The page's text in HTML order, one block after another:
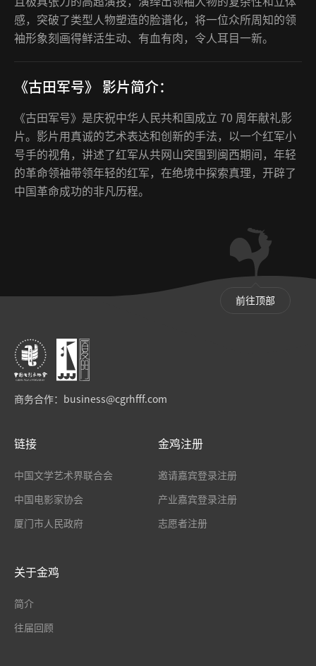
感，突破了类型人物塑造的脸谱化，将一位众所周知的领
袖形象刻画得鲜活生动、有血有肉，令人耳目一新。
《古田军号》 影片简介：
《古田军号》是庆祝中华人民共和国成立 70 周年献礼影
片。影片用真诚的艺术表达和创新的手法，以一个红军小
号手的视角，讲述了红军从共网山突围到闽西期间，年轻
的革命领袖带领年轻的红军，在绝境中探索真理，开辟了
中国革命成功的非凡历程。
前往顶部
商务合作： business@cgrhfff.com
链接
中国文学艺术界联合会
中国电影家协会
厦门市人民政府
金鸡注册
邀请嘉宾登录注册
产业嘉宾登录注册
志愿者注册
关于金鸡
简介
往届回顾